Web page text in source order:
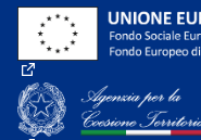
(External link)